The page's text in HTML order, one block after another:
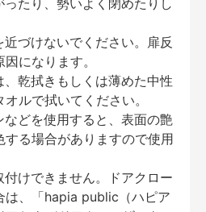
ったり、勢いよく閉めたりし
づけないでください。扉反
になります。
乾拭きもしくは薄めた中性
ルで拭いてください。
どを使用すると、表面の艶
する場合がありますので使用
けできません。ドアクロー
は、「hapia public（ハピア